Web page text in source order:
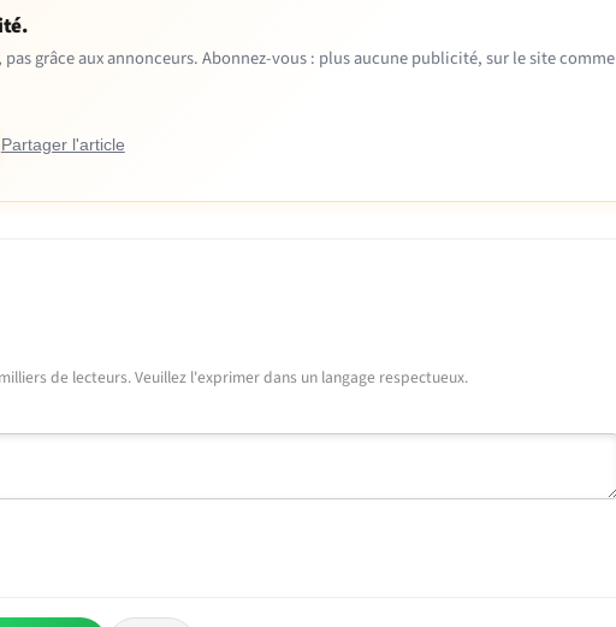
pas grâce aux annonceurs. Abonnez-vous : plus aucune publicité, sur le site comme
Partager l'article
de lecteurs. Veuillez l'exprimer dans un langage respectueux.